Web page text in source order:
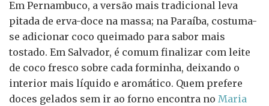
Em Pernambuco, a versão mais tradicional leva
pitada de erva-doce na massa; na Paraíba, costuma-
se adicionar coco queimado para sabor mais
tostado. Em Salvador, é comum finalizar com leite
de coco fresco sobre cada forminha, deixando o
interior mais líquido e aromático. Quem prefere
doces gelados sem ir ao forno encontra no Maria